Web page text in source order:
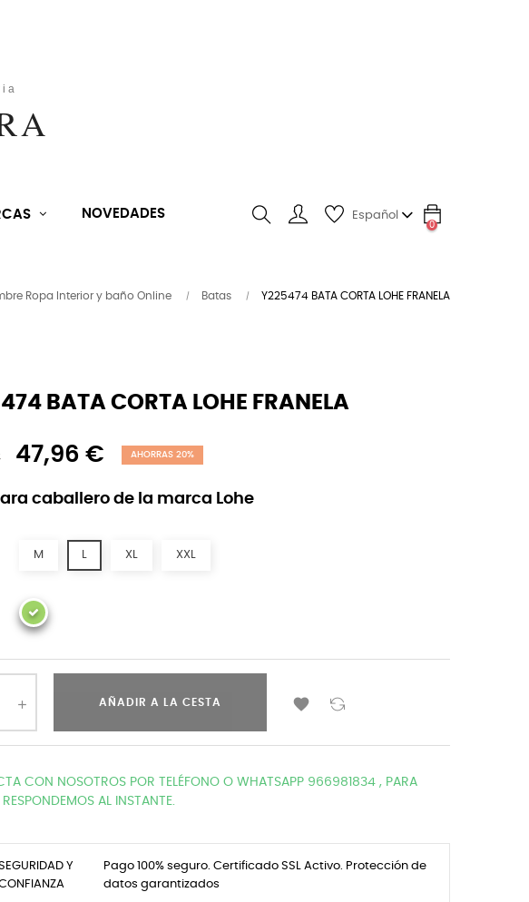
NOVEDADES Español
0
Ropa Interior y baño Online Batas Y225474 BATA CORTA LOHE FRANELA
BATA CORTA LOHE FRANELA
47,96 € AHORRAS 20%
caballero de la marca Lohe
M L XL XXL
AÑADIR A LA CESTA 
CON NOSOTROS POR TELÉFONO O WHATSAPP 966981834 , PARA
AL INSTANTE.
Y
Pago 100% seguro. Certificado SSL Activo. Protección de
datos garantizados